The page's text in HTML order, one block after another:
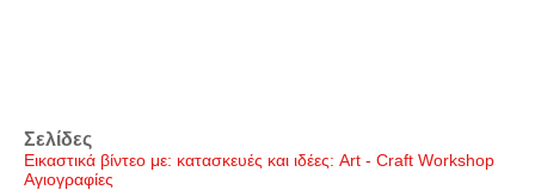
Σελίδες
Εικαστικά βίντεο με: κατασκευές και ιδέες: Art - Craft Workshop
Αγιογραφίες